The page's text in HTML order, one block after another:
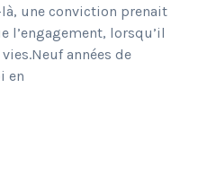
une conviction prenait
l’engagement, lorsqu’il
années de
en